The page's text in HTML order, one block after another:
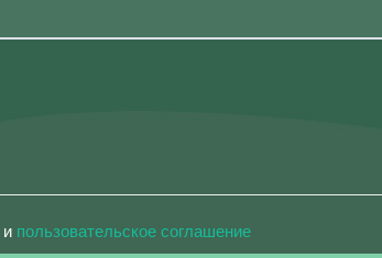
и пользовательское соглашение